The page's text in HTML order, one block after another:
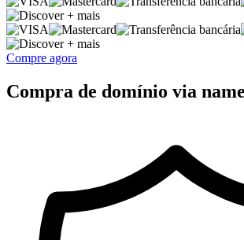
+ mais
+ mais
Compre agora
Compra de domínio via